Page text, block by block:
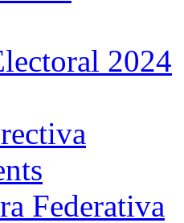
2024
Federativa